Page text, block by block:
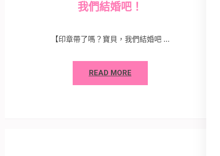
我們結婚吧！
【印章帶了嗎？寶貝，我們結婚吧 …
READ MORE